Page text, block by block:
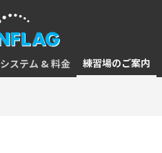
システム & 料金 練習場のご案内